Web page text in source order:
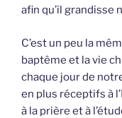
afin qu’il grandisse
C’est un peu la
baptême et la vie
chaque jour de
en plus réceptifs à
à la prière et à